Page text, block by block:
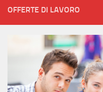
OFFERTE DI LAVORO